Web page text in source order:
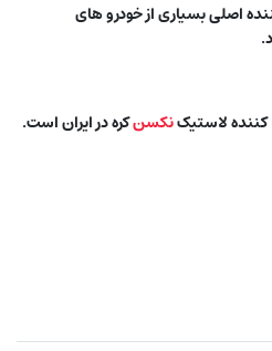
اصلی بسیاری از خودرو های
کننده لاستیکنکسنکره در ایران است.